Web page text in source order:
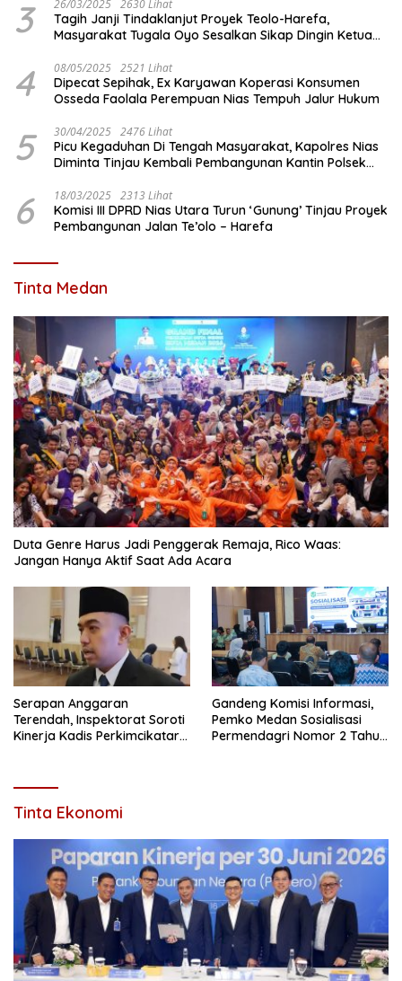
3 26/03/2025 2630 Lihat
Tagih Janji Tindaklanjut Proyek Teolo-Harefa,
Masyarakat Tugala Oyo Sesalkan Sikap Dingin Ketua
4 08/05/2025 2521 Lihat
Dipecat Sepihak, Ex Karyawan Koperasi Konsumen
Osseda Faolala Perempuan Nias Tempuh Jalur Hukum
5 30/04/2025 2476 Lihat
Picu Kegaduhan Di Tengah Masyarakat, Kapolres Nias
Diminta Tinjau Kembali Pembangunan Kantin Polsek
6 18/03/2025 2313 Lihat
Komisi III DPRD Nias Utara Turun ‘Gunung’ Tinjau Proyek
Pembangunan Jalan Te’olo – Harefa
Tinta Medan
Duta Genre Harus Jadi Penggerak Remaja, Rico Waas:
Jangan Hanya Aktif Saat Ada Acara
Serapan Anggaran
Terendah, Inspektorat Soroti
Kinerja Kadis Perkimcikataru
Gandeng Komisi Informasi,
Pemko Medan Sosialisasi
Permendagri Nomor 2 Tahun
Tinta Ekonomi